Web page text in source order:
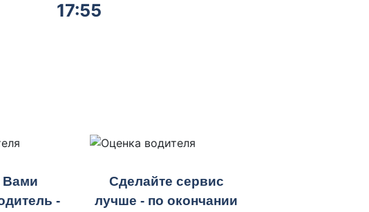
17:55
Вами
-
Сделайте сервис
лучше - по окончании